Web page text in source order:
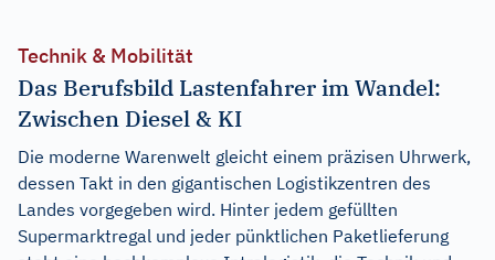
Technik & Mobilität
Das Berufsbild Lastenfahrer im Wandel:
Zwischen Diesel & KI
Die moderne Warenwelt gleicht einem präzisen Uhrwerk,
dessen Takt in den gigantischen Logistikzentren des
Landes vorgegeben wird. Hinter jedem gefüllten
Supermarktregal und jeder pünktlichen Paketlieferung